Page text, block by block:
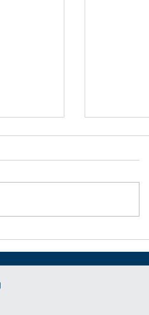
Datumet